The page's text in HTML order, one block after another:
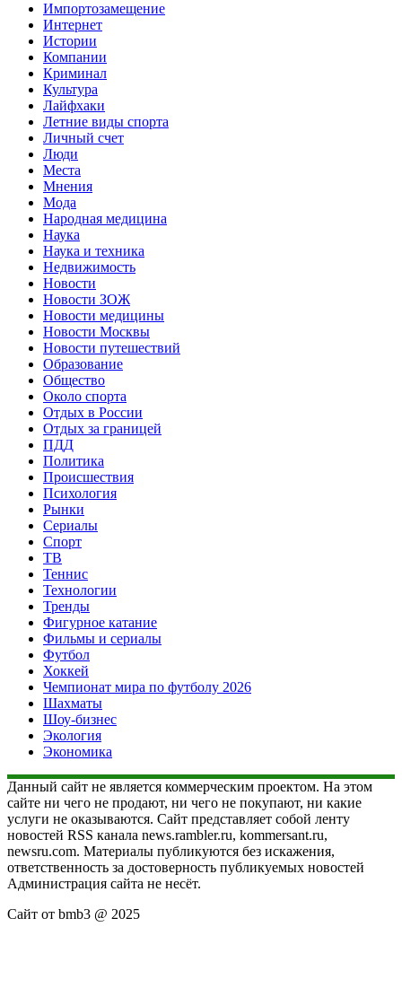
Импортозамещение
Интернет
Истории
Компании
Криминал
Культура
Лайфхаки
Летние виды спорта
Личный счет
Люди
Места
Мнения
Мода
Народная медицина
Наука
Наука и техника
Недвижимость
Новости
Новости ЗОЖ
Новости медицины
Новости Москвы
Новости путешествий
Образование
Общество
Около спорта
Отдых в России
Отдых за границей
ПДД
Политика
Происшествия
Психология
Рынки
Сериалы
Спорт
ТВ
Теннис
Технологии
Тренды
Фигурное катание
Фильмы и сериалы
Футбол
Хоккей
Чемпионат мира по футболу 2026
Шахматы
Шоу-бизнес
Экология
Экономика
Данный сайт не является коммерческим проектом. На этом
сайте ни чего не продают, ни чего не покупают, ни какие
услуги не оказываются. Сайт представляет собой ленту
новостей RSS канала news.rambler.ru, kommersant.ru,
newsru.com. Материалы публикуются без искажения,
ответственность за достоверность публикуемых новостей
Администрация сайта не несёт.
Сайт от bmb3 @ 2025